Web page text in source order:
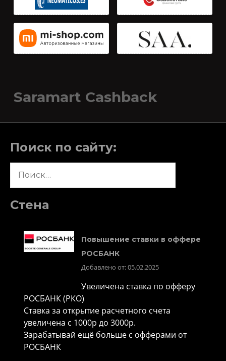
Saramart Cashback
Поиск по сайту:
Стена
Повышение ставки в оффере
РОСБАНК
Добавлено от: 05.02.2025
Увеличена ставка по офферу
РОСБАНК (РКО)
Ставка за открытие расчетного счета
увеличена с 1000р до 3000р.
Зарабатывай ещё больше с офферами от
РОСБАНК